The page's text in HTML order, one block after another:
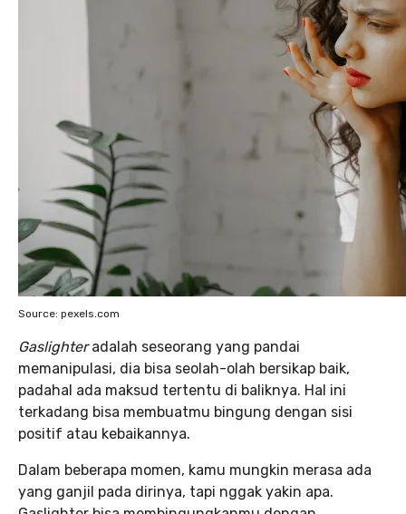
Source: pexels.com
Gaslighteradalah seseorang yang pandai
memanipulasi, dia bisa seolah-olah bersikap baik,
padahal ada maksud tertentu di baliknya. Hal ini
terkadang bisa membuatmu bingung dengan sisi
positif atau kebaikannya.
Dalam beberapa momen, kamu mungkin merasa ada
yang ganjil pada dirinya, tapi nggak yakin apa.